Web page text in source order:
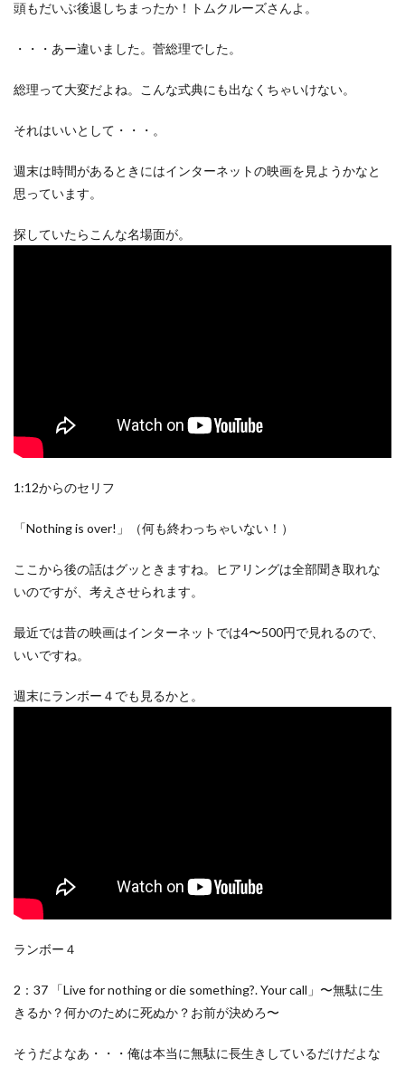
頭もだいぶ後退しちまったか！トムクルーズさんよ。
・・・あー違いました。菅総理でした。
総理って大変だよね。こんな式典にも出なくちゃいけない。
それはいいとして・・・。
週末は時間があるときにはインターネットの映画を見ようかなと
思っています。
探していたらこんな名場面が。
1:12からのセリフ
「Nothing is over!」（何も終わっちゃいない！）
ここから後の話はグッときますね。ヒアリングは全部聞き取れな
いのですが、考えさせられます。
最近では昔の映画はインターネットでは4〜500円で見れるので、
いいですね。
週末にランボー４でも見るかと。
ランボー４
2：37 「Live for nothing or die something?. Your call」〜無駄に生
きるか？何かのために死ぬか？お前が決めろ〜
そうだよなあ・・・俺は本当に無駄に長生きしているだけだよな